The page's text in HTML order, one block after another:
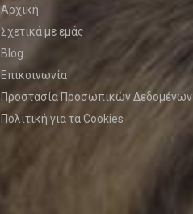
Αρχική
Σχετικά με εμάς
Blog
Επικοινωνία
Προστασία Προσωπικών Δεδομένων
Πολιτική για τα Cookies